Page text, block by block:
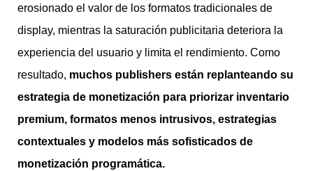
erosionado el valor de los formatos tradicionales de
display, mientras la saturación publicitaria deteriora la
experiencia del usuario y limita el rendimiento. Como
resultado, muchos publishers están replanteando su
estrategia de monetización para priorizar inventario
premium, formatos menos intrusivos, estrategias
contextuales y modelos más sofisticados de
monetización programática.